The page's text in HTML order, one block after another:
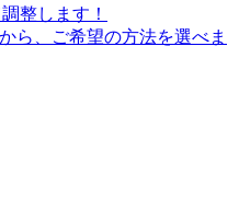
整します！
ら、ご希望の方法を選べま